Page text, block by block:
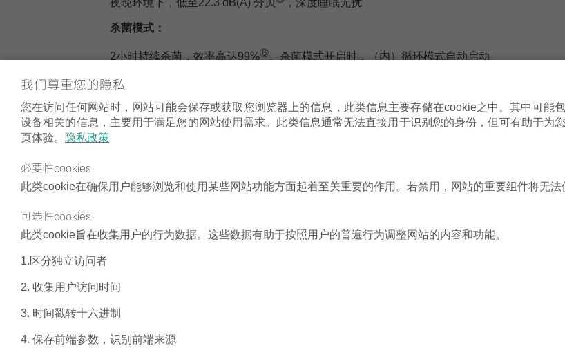
夜晚环境下，低至22.3 dB(A) 分贝 ，深度睡眠无扰
杀菌模式：
2小时持续杀菌，效率高达99%⑥。杀菌模式开启时，（内）循环模式自动启动
备注① 指recoVAIR plus系列新风机采用了直流风机，较上一代recoVAIR pro产品使用的交流风机相比，节省电能
② 消声实测值，recoVAIR plus 350P通过建科环能科技有限公司建筑环境与能源检测院，依据BG/T 21087-2020《热回收
组》GB/T 34012-2017 《通风系统用空气净化装置》噪声sleep挡检验结果为22.3dB(A)，报告编号：NCSA-2021HR-0162
③ 数据来源recoVAIR plus全热交换新风机，通过“广东省微生物分析检测中心”的检测，开启“杀菌模式”2档风量后，
21551.3-2010附录A，检测“空气除病毒效果鉴定试验”，人冠状病毒HCoV-229E 去除率>99.99%，甲型流感病毒H1N1A/
⑤消声实测值，recoVAIR plus 350P通过建科环能科技有限公司建筑环境与能源检测院，依据BG/T 21087-2020《热回收
去除率99.99%，报告编号为：2021FM23026R03D。依据GB 21551.3-2010附录A，检测“抗菌（除菌）性能”，大肠杆菌
我们尊重您的隐私
您在访问任何网站时，网站可能会保存或获取您浏览器上的信息，此类信息主要存储在cookie之中。其中可能
设备相关的信息，主要用于满足您的网站使用需求。此类信息通常无法直接用于识别您的身份，但可有助于为
页体验。
隐私政策
必要性cookies
此类cookie在确保用户能够浏览和使用某些网站功能方面起着至关重要的作用。若禁用，网站的重要组件将无法
可选性cookies
此类cookie旨在收集用户的行为数据。这些数据有助于按照用户的普遍行为调整网站的内容和功能。
1.区分独立访问者
2. 收集用户访问时间
3. 时间戳转十六进制
4. 保存前端参数，识别前端来源